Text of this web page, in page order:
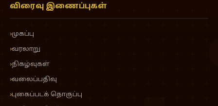
விரைவு இணைப்புகள்
முகப்பு
வரலாறு
நிகழ்வுகள்
வலைப்பதிவு
புகைப்படக் தொகுப்பு